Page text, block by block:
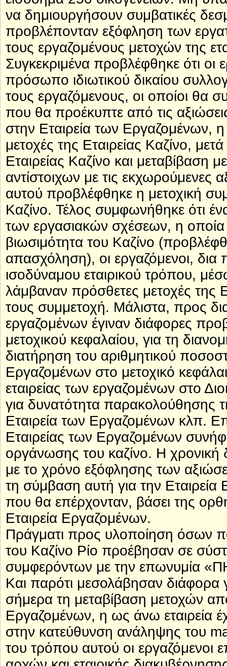
να δημιουργήσουν συμβατικές
προβλέπονταν εξόφληση των
τους εργαζομένους μετοχών της
Συγκεκριμένα προβλέφθηκε ότι οι
πρόσωπο ιδιωτικού δικαίου
τους εργαζόμενους, οι οποίοι θα
που θα προέκυπτε από τις
στην Εταιρεία των Εργαζομένων,
μετοχές της Εταιρείας Καζίνο,
Εταιρείας Καζίνο και μεταβίβαση
αντίστοιχων με τις εκχωρούμενες
αυτού προβλέφθηκε η μετοχική
Καζίνο. Τέλος συμφωνήθηκε ότι
των εργασιακών σχέσεων, η οποία
βιωσιμότητα του Καζίνο
απασχόληση), οι εργαζόμενοι,
ισοδύναμου εταιρικού τρόπου,
λάμβαναν πρόσθετες μετοχές της
τους συμμετοχή. Μάλιστα, προς
εργαζομένων έγιναν διάφορες
μετοχικού κεφαλαίου, για τη
διατήρηση του αριθμητικού
Εργαζομένων στο μετοχικό
εταιρείας των εργαζομένων στο
για δυνατότητα παρακολούθησης
Εταιρεία των Εργαζομένων κλπ.
Εταιρείας των Εργαζομένων
οργάνωσης του καζίνο. Η χρονική
με το χρόνο εξόφλησης των
τη σύμβαση αυτή για την
που θα επέρχονταν, βάσει της
Εταιρεία Εργαζομένων.
Πράγματι προς υλοποίηση όσων
του Καζίνο Ρίο προέβησαν σε
συμφερόντων με την επωνυμία
Και παρότι μεσολάβησαν διάφορα
σήμερα τη μεταβίβαση μετοχών
Εργαζομένων, η ως άνω εταιρεία
στην κατεύθυνση ανάληψης του
του τρόπου αυτού οι εργαζόμενοι